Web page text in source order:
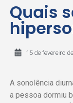
Quais
15 de fevereiro
A sonolência
a pessoa dormiu